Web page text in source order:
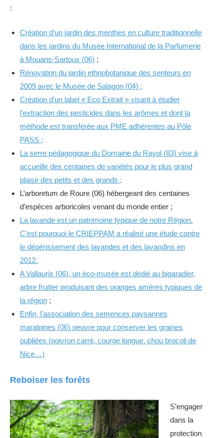
:
Création d’un jardin des menthes en culture traditionnelle
dans les jardins du Musée International de la Parfumerie
à Mouans-Sartoux (06) ;
Rénovation du jardin ethnobotanique des senteurs en
2009 avec le Musée de Salagon (04) ;
Création d’un label « Eco Extrait » visant à étudier
l’extraction des pesticides dans les arômes et dont la
méthode est transférée aux PME adhérentes au Pôle
PASS ;
La serre pédagogique du Domaine du Rayol (83) vise à
accueillir des centaines de variétés pour le plus grand
plaisir des petits et des grands ;
L’arboretum de Roure (06) hébergeant des centaines
d’espèces arboricoles venant du monde entier ;
La lavande est un patrimoine typique de notre Région.
C’est pourquoi le CRIEPPAM a réalisé une étude contre
le dépérissement des lavandes et des lavandins en
2012.
A Vallauris (06), un éco-musée est dédié au bigaradier,
arbre fruitier produisant des oranges amères typiques de
la région ;
Enfin, l’association des semences paysannes
maralpines (06) oeuvre pour conserver les graines
oubliées (poivron carré, courge longue, chou brocoli de
Nice…)
Reboiser les forêts
S’engager
dans la
protection